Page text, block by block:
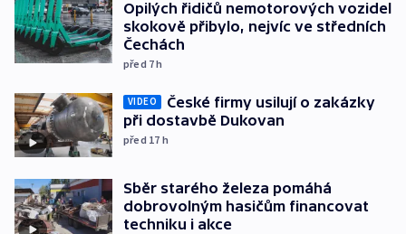
Opilých řidičů nemotorových vozidel
skokově přibylo, nejvíc ve středních
Čechách
před 7h
VIDEO
České firmy usilují o zakázky
při dostavbě Dukovan
před 17 h
Sběr starého železa pomáhá
dobrovolným hasičům financovat
techniku i akce